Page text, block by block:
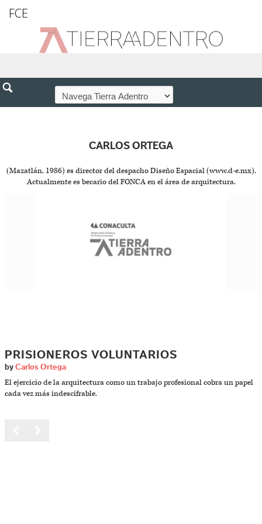
FCE
CARLOS ORTEGA
(Mazatlán, 1986) es director del despacho Diseño Espacial (www.d-e.mx).
Actualmente es becario del FONCA en el área de arquitectura.
PRISIONEROS VOLUNTARIOS
by Carlos Ortega
El ejercicio de la arquitectura como un trabajo profesional cobra un papel
cada vez más indescifrable.